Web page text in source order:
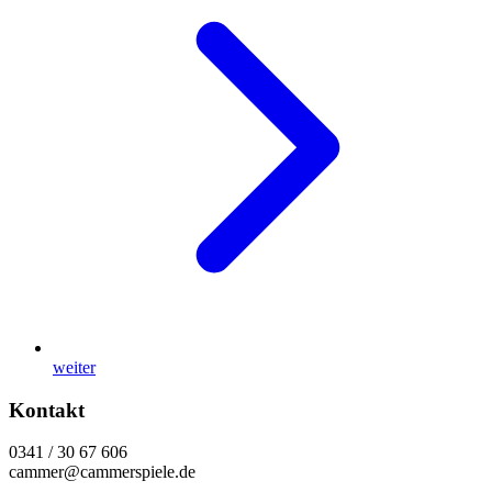
weiter
Kontakt
0341 / 30 67 606
cammer@cammerspiele.de